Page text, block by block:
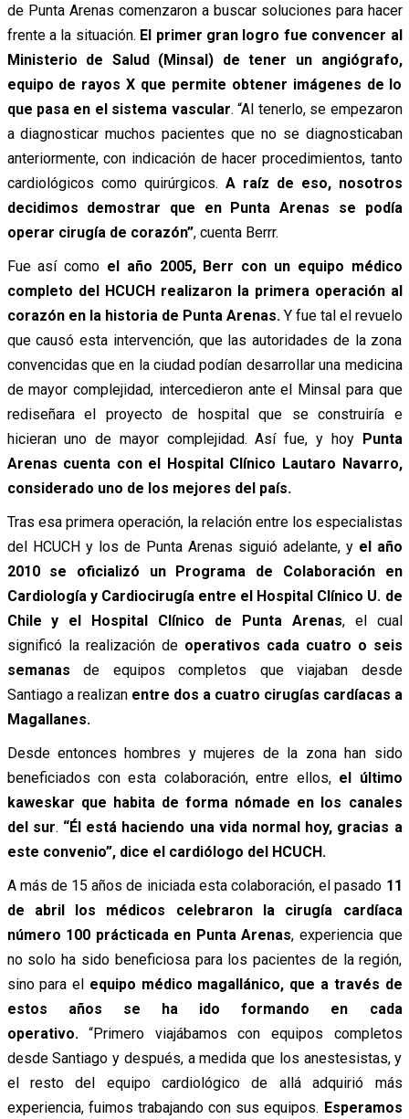
de Punta Arenas comenzaron a buscar soluciones para hacer
frente a la situación. El primer gran logro fue convencer al
Ministerio de Salud (Minsal) de tener un angiógrafo,
equipo de rayos X que permite obtener imágenes de lo
que pasa en el sistema vascular. “Al tenerlo, se empezaron
a diagnosticar muchos pacientes que no se diagnosticaban
anteriormente, con indicación de hacer procedimientos, tanto
cardiológicos como quirúrgicos. A raíz de eso, nosotros
decidimos demostrar que en Punta Arenas se podía
operar cirugía de corazón”, cuenta Berrr.
Fue así como el año 2005, Berr con un equipo médico
completo del HCUCH realizaron la primera operación al
corazón en la historia de Punta Arenas. Y fue tal el revuelo
que causó esta intervención, que las autoridades de la zona
convencidas que en la ciudad podían desarrollar una medicina
de mayor complejidad, intercedieron ante el Minsal para que
rediseñara el proyecto de hospital que se construiría e
hicieran uno de mayor complejidad. Así fue, y hoyPunta
Arenas cuenta con el Hospital Clínico Lautaro Navarro,
considerado uno de los mejores del país.
Tras esa primera operación, la relación entre los especialistas
del HCUCH y los de Punta Arenas siguió adelante, y el año
2010 se oficializó un Programa de Colaboración en
Cardiología y Cardiocirugía entre el Hospital Clínico U. de
Chile y el Hospital Clínico de Punta Arenas, el cual
significó la realización deoperativos cada cuatro o seis
semanas de equipos completos que viajaban desde
Santiago a realizan entre dos a cuatro cirugías cardíacas a
Magallanes.
Desde entonces hombres y mujeres de la zona han sido
beneficiados con esta colaboración, entre ellos, el último
kaweskar que habita de forma nómade en los canales
del sur. “Él está haciendo una vida normal hoy, gracias a
este convenio”, dice el cardiólogo del HCUCH.
A más de 15 años de iniciada esta colaboración, el pasado 11
de abril
los médicos celebraron la cirugía cardíaca
número 100 prácticada en Punta Arenas, experiencia que
no solo ha sido beneficiosa para los pacientes de la región,
sino para el equipo médico magallánico, que a través de
estos años se ha ido formando en cada
operativo. “Primero viajábamos con equipos completos
desde Santiago y después, a medida que los anestesistas, y
el resto del equipo cardiológico de allá adquirió más
experiencia, fuimos trabajando con sus equipos. Esperamos